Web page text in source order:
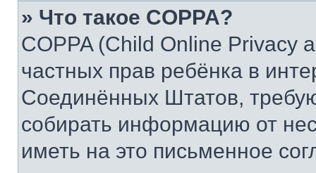
» Что такое COPPA?
COPPA (Child Online Privacy
частных прав ребёнка в
Соединённых Штатов,
собирать информацию от
иметь на это письменное